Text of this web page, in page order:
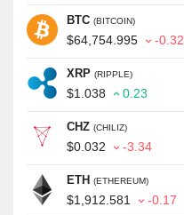
BTC (BITCOIN)
$64,754.995 -0.32
XRP (RIPPLE)
$1.038 0.23
CHZ (CHILIZ)
$0.032 -3.34
ETH (ETHEREUM)
$1,912.581 -0.17